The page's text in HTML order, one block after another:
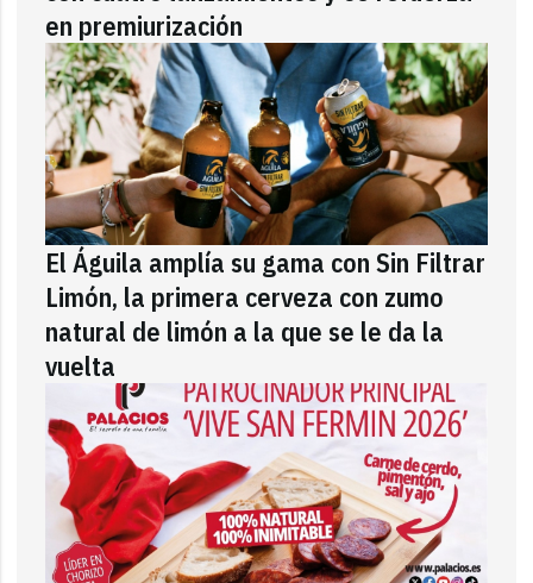
en premiurización
El Águila amplía su gama con Sin Filtrar
Limón, la primera cerveza con zumo
natural de limón a la que se le da la
vuelta